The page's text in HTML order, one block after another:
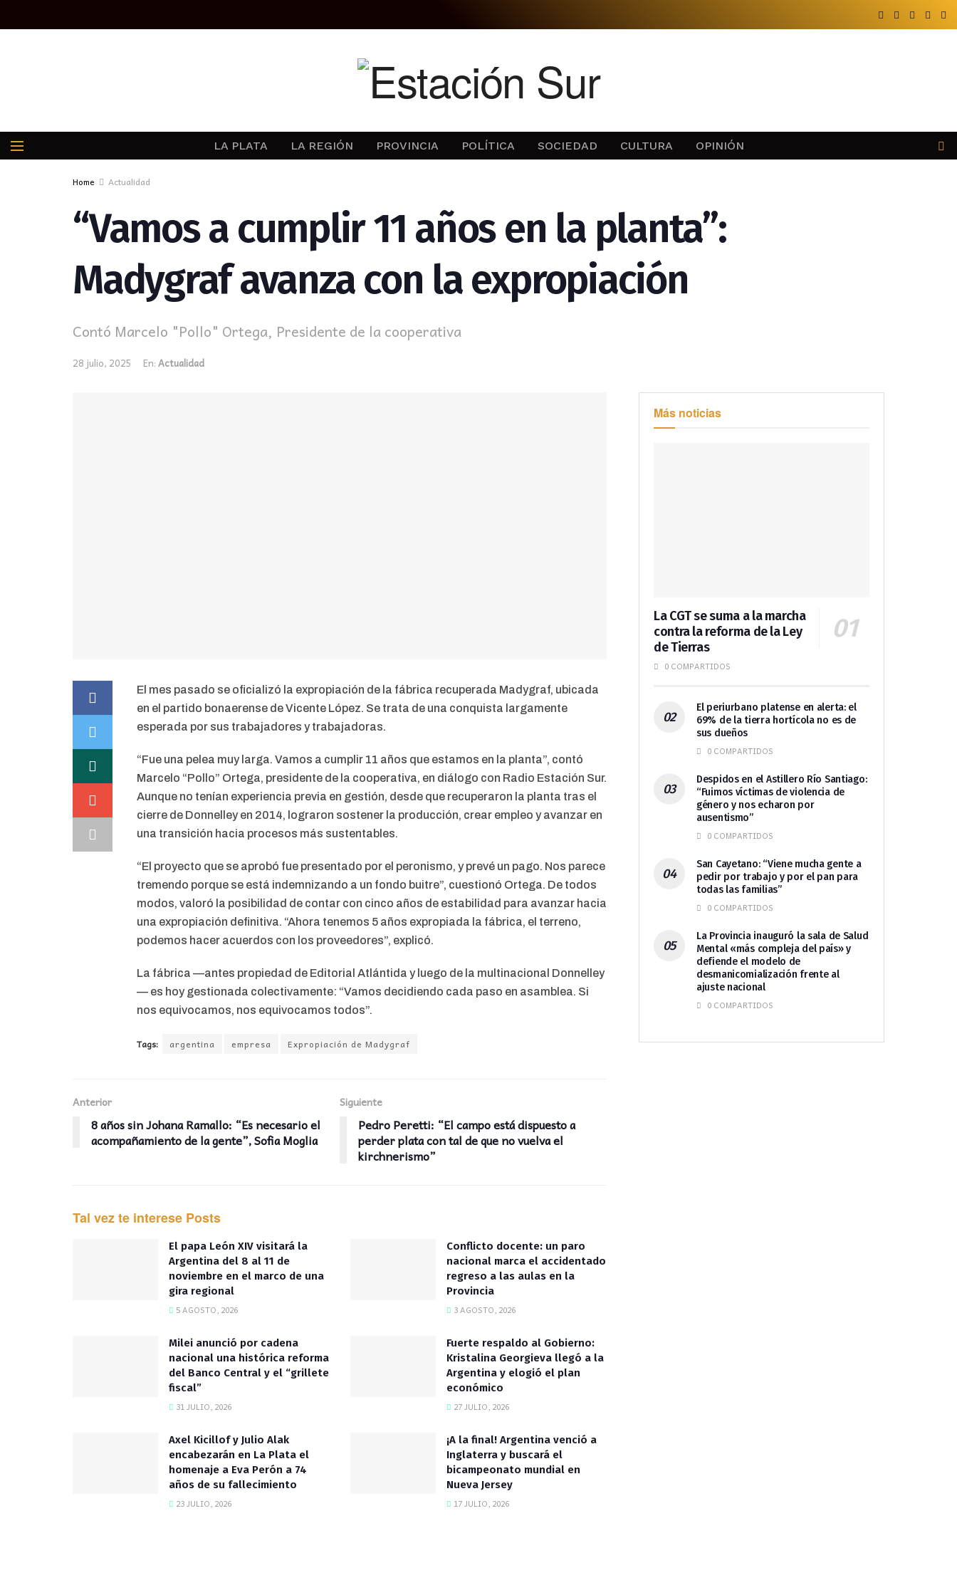
LA PLATA LA REGIÓN PROVINCIA POLÍTICA SOCIEDAD CULTURA OPINIÓN
Home Actualidad
“Vamos a cumplir 11 años en la planta”:
Madygraf avanza con la expropiación
Contó Marcelo "Pollo" Ortega, Presidente de la cooperativa
28 julio, 2025 En:Actualidad
El mes pasado se oficializó la expropiación de la fábrica recuperada Madygraf, ubicada
en el partido bonaerense de Vicente López. Se trata de una conquista largamente
esperada por sus trabajadores y trabajadoras.
“Fue una pelea muy larga. Vamos a cumplir 11 años que estamos en la planta”, contó
Marcelo “Pollo” Ortega, presidente de la cooperativa, en diálogo con Radio Estación Sur.
Aunque no tenían experiencia previa en gestión, desde que recuperaron la planta tras el
cierre de Donnelley en 2014, lograron sostener la producción, crear empleo y avanzar en
una transición hacia procesos más sustentables.
“El proyecto que se aprobó fue presentado por el peronismo, y prevé un pago. Nos parece
tremendo porque se está indemnizando a un fondo buitre”, cuestionó Ortega. De todos
modos, valoró la posibilidad de contar con cinco años de estabilidad para avanzar hacia
una expropiación definitiva. “Ahora tenemos 5 años expropiada la fábrica, el terreno,
podemos hacer acuerdos con los proveedores”, explicó.
La fábrica —antes propiedad de Editorial Atlántida y luego de la multinacional Donnelley
— es hoy gestionada colectivamente: “Vamos decidiendo cada paso en asamblea. Si
nos equivocamos, nos equivocamos todos”.
Tags: argentina empresa Expropiación de Madygraf
Anterior
8 años sin Johana Ramallo: “Es necesario el
acompañamiento de la gente”, Sofia Moglia
Siguiente
Pedro Peretti: “El campo está dispuesto a
perder plata con tal de que no vuelva el
kirchnerismo”
Tal vez te interese Posts
El papa León XIV visitará la
Argentina del 8 al 11 de
noviembre en el marco de una
gira regional
5 AGOSTO, 2026
Conflicto docente: un paro
nacional marca el accidentado
regreso a las aulas en la
Provincia
3 AGOSTO, 2026
Milei anunció por cadena
nacional una histórica reforma
del Banco Central y el “grillete
fiscal”
31 JULIO, 2026
Fuerte respaldo al Gobierno:
Kristalina Georgieva llegó a la
Argentina y elogió el plan
económico
27 JULIO, 2026
Axel Kicillof y Julio Alak
encabezarán en La Plata el
homenaje a Eva Perón a 74
años de su fallecimiento
23 JULIO, 2026
¡A la final! Argentina venció a
Inglaterra y buscará el
bicampeonato mundial en
Nueva Jersey
17 JULIO, 2026
Más noticias
La CGT se suma a la marcha
contra la reforma de la Ley
de Tierras
0 COMPARTIDOS
El periurbano platense en alerta: el
69% de la tierra hortícola no es de
sus dueños
0 COMPARTIDOS
Despidos en el Astillero Río Santiago:
“Fuimos víctimas de violencia de
género y nos echaron por
ausentismo”
0 COMPARTIDOS
San Cayetano: “Viene mucha gente a
pedir por trabajo y por el pan para
todas las familias”
0 COMPARTIDOS
La Provincia inauguró la sala de Salud
Mental «más compleja del país» y
defiende el modelo de
desmanicomialización frente al
ajuste nacional
0 COMPARTIDOS